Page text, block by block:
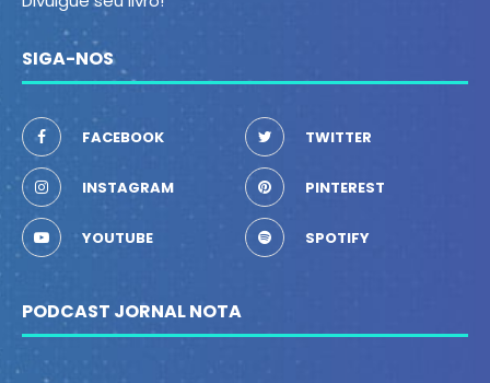
SIGA-NOS
FACEBOOK TWITTER
INSTAGRAM PINTEREST
YOUTUBE SPOTIFY
PODCAST JORNAL NOTA